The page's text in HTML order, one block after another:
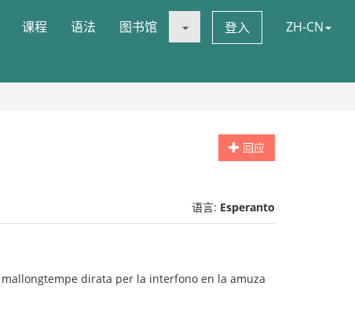
课程 语法 图书馆 登入 ZH-CN
回应
语言: Esperanto
dirata per la interfono en la amuza